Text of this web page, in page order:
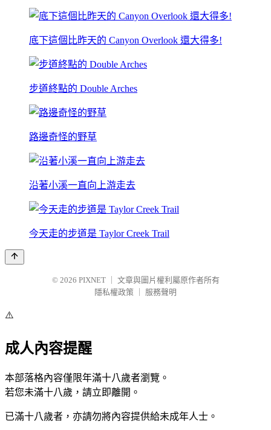
底下這個比昨天的 Canyon Overlook 還大得多!
步道終點的 Double Arches
路邊奇怪的野草
沿著小溪一直向上游走去
今天走的步道是 Taylor Creek Trail
© 2026 PIXNET
文章與圖片權利屬原作者所有
隱私權政策
服務聲明
⚠️
成人內容提醒
本部落格內容僅限年滿十八歲者瀏覽。
若您未滿十八歲，請立即離開。
已滿十八歲者，亦請勿將內容提供給未成年人士。